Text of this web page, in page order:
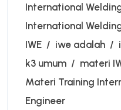
International
International
IWE
iwe adalah
k3 umum
materi
Materi Training
Engineer